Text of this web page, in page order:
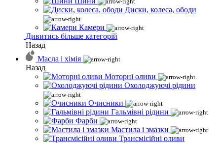
Диски, колеса, ободи
Камери
Дивитись більше категорій
Назад
Масла і хімія
Назад
Моторні оливи
Охолоджуючі рідини
Очисники
Гальмівні рідини
Фарби
Мастила і змазки
Трансмісійні оливи